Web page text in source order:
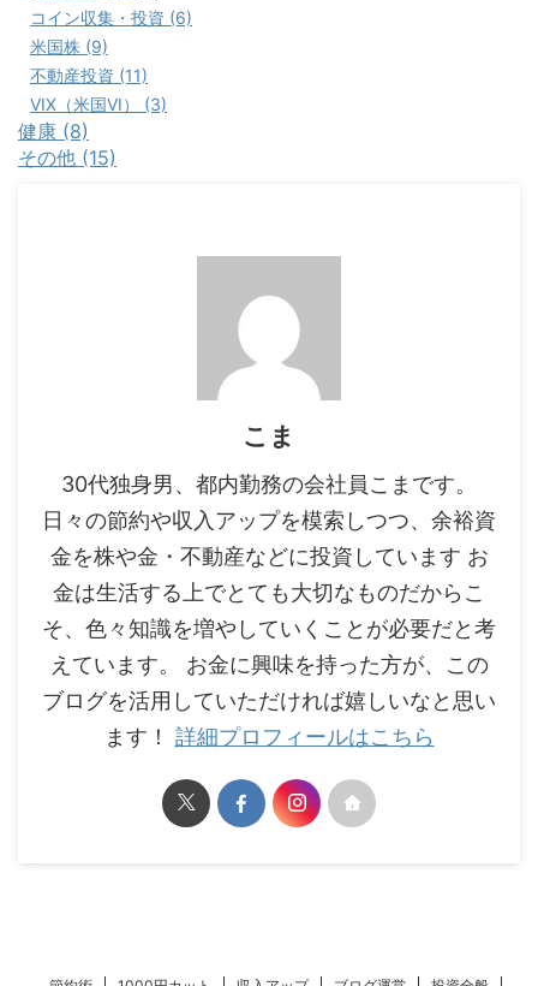
コイン収集・投資 (6)
米国株 (9)
不動産投資 (11)
VIX（米国VI） (3)
健康 (8)
その他 (15)
こま
30代独身男、都内勤務の会社員こまです。
日々の節約や収入アップを模索しつつ、余裕資
金を株や金・不動産などに投資しています お
金は生活する上でとても大切なものだからこ
そ、色々知識を増やしていくことが必要だと考
えています。 お金に興味を持った方が、この
ブログを活用していただければ嬉しいなと思い
ます！ 詳細プロフィールはこちら